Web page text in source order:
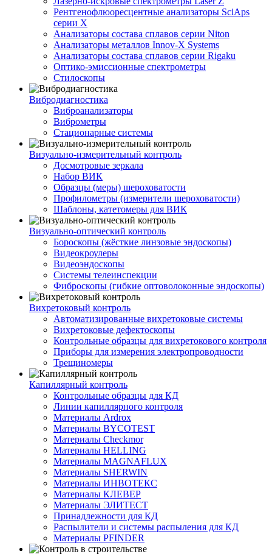
Рентгенофлюоресцентные анализаторы SciAps
серии Х
Анализаторы состава сплавов серии Niton
Анализаторы металлов Innov-X Systems
Анализаторы состава сплавов серии Rigaku
Оптико-эмиссионные спектрометры
Стилоскопы
Вибродиагностика
Виброанализаторы
Виброметры
Стационарные системы
Визуально-измерительный контроль
Досмотровые зеркала
Набор ВИК
Образцы (меры) шероховатости
Профилометры (измерители шероховатости)
Шаблоны, катетомеры для ВИК
Визуально-оптический контроль
Бороскопы (жёсткие линзовые эндоскопы)
Видеокроулеры
Видеоэндоскопы
Системы телеинспекции
Фиброскопы (гибкие оптоволоконные эндоскопы)
Вихретоковый контроль
Автоматизированные вихретоковые системы
Вихретоковые дефектоскопы
Контрольные образцы для вихретокового контроля
Приборы для измерения электропроводности
Трещиномеры
Капиллярный контроль
Контрольные образцы для КД
Линии капиллярного контроля
Материалы Ardrox
Материалы BYCOTEST
Материалы Checkmor
Материалы HELLING
Материалы MAGNAFLUX
Материалы SHERWIN
Материалы ИНВОТЕКС
Материалы КЛЕВЕР
Материалы ЭЛИТЕСТ
Принадлежности для КД
Распылители и системы распыления для КД
Материалы PFINDER